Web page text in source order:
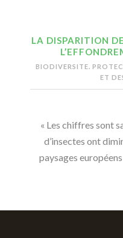
LA DISPARITION
BIODIVERSITE.
ET
« Les chiffres sont
d’insectes ont
paysages